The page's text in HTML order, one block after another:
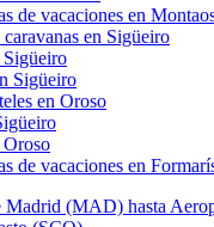
de vacaciones en
en Sigüeiro
Sigüeiro
Sigüeiro
en Oroso
Oroso
de vacaciones en
Madrid (MAD) hasta